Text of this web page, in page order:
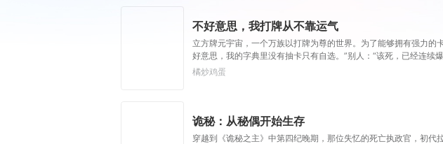
不好意思，我打牌从不靠运气
立方牌元宇宙，一个万族以打牌为尊的世界。为了能够拥有强力的
好意思，我的字典里没有抽卡只有自选。”别人：“该死，已经连续
橘炒鸡蛋
诡秘：从秘偶开始生存
穿越到《诡秘之主》中第四纪晚期，那位失忆的死亡执政官，初